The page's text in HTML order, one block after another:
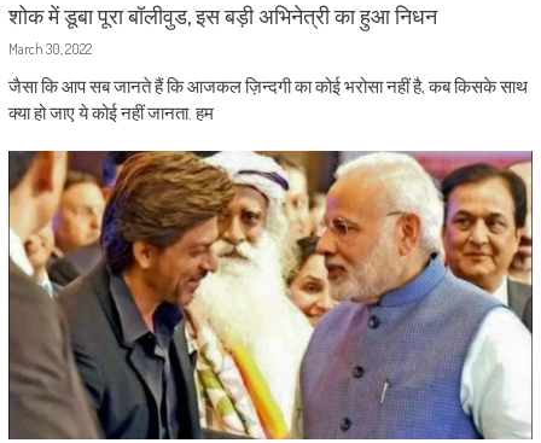
शोक में डूबा पूरा बॉलीवुड, इस बड़ी अभिनेत्री का हुआ निधन
March 30, 2022
जैसा कि आप सब जानते हैं कि आजकल ज़िन्दगी का कोई भरोसा नहीं है, कब किसके साथ
क्या हो जाए ये कोई नहीं जानता. हम